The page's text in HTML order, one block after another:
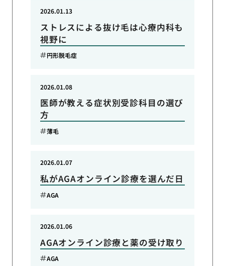
ストレスによる抜け毛は心療内科も
視野に
2026.01.13
円形脱毛症
医師が教える症状別受診科目の選び
方
2026.01.08
薄毛
私がAGAオンライン診療を選んだ日
2026.01.07
AGA
AGAオンライン診療と薬の受け取り
2026.01.06
AGA